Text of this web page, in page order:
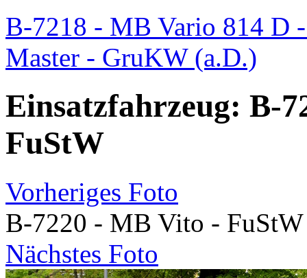
B-7218 - MB Vario 814 D
Master - GruKW (a.D.)
Einsatzfahrzeug: B-
FuStW
Vorheriges Foto
B-7220 - MB Vito - FuStW
Nächstes Foto